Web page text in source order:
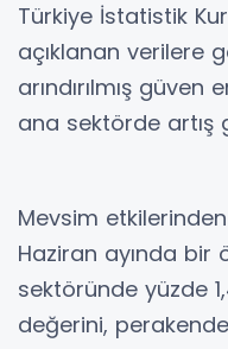
Türkiye İstatistik
açıklanan verilere
arındırılmış
ana sektörde artış
Mevsim etkilerinden
Haziran ayında bir
sektöründe yüzde
değerini,